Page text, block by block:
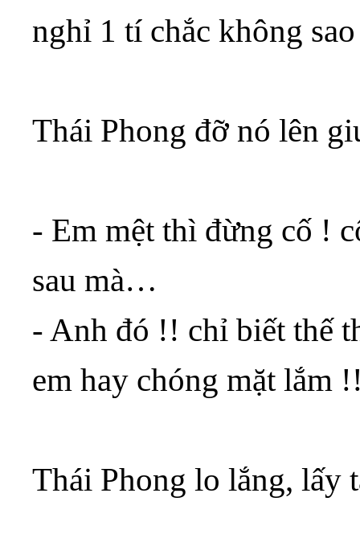
nghỉ 1 tí chắc không
Thái Phong đỡ nó lên
- Em mệt thì đừng cố !
sau mà…
- Anh đó !! chỉ biết thế
em hay chóng mặt lắm
Thái Phong lo lắng, lấy